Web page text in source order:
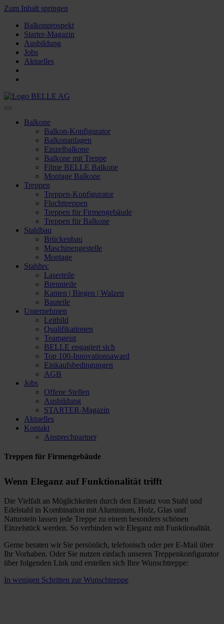
Zum Inhalt springen
Balkonprospekt
Starter-Magazin
Ausbildung
Jobs
Aktuelles
Balkone
Balkon-Konfigurator
Balkonanlagen
Einzelbalkone
Balkone mit Treppe
Filme BELLE Balkone
Montage Balkone
Treppen
Treppen-Konfigurator
Fluchttreppen
Treppen für Firmengebäude
Treppen für Balkone
Stahlbau
Brückenbau
Maschinengestelle
Montage
Stahltec
Laserteile
Brennteile
Kanten | Biegen | Walzen
Bauteile
Unternehmen
Leitbild
Qualifikationen
Teamgeist
BELLE engagiert sich
Top 100-Innovationsaward
Einkaufsbedingungen
AGB
Jobs
Offene Stellen
Ausbildung
STARTER-Magazin
Aktuelles
Kontakt
Ansprechpartner
Treppen für Firmengebäude
Wenn Eleganz auf Funktionalität trifft
Die Vielfalt an Möglichkeiten durch den Einsatz von Stahl und
Edelstahl in Kombination mit Aluminium, Holz, Glas und
Naturstein lassen jede Treppe zu einem besonders schönen
Einzelstück werden. So verbinden wir Eleganz mit Funktionalität.
Gerne beraten wir Sie persönlich, telefonisch oder per E-Mail über
Ihr Vorhaben. Oder Sie nutzen einfach unseren Treppenkonfigurator
über folgenden Link und erstellen sich Ihre Wunschtreppe:
In wenigen Schritten zur Wunschtreppe